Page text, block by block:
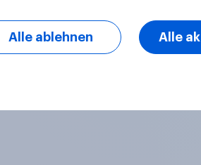
Alle ablehnen Alle